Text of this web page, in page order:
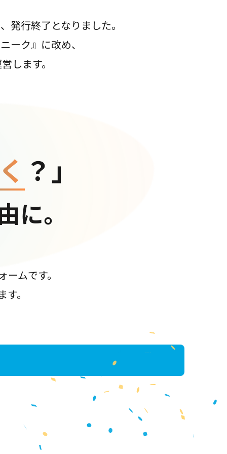
発行終了となりました。
ーク』に改め、
します。
？」
に。
ムです。
。